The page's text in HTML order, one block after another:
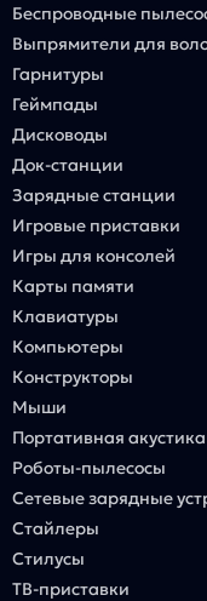
Беспроводные
Выпрямители для
Гарнитуры
Геймпады
Дисководы
Док-станции
Зарядные станции
Игровые приставки
Игры для консолей
Карты памяти
Клавиатуры
Компьютеры
Конструкторы
Мыши
Портативная акустика
Роботы-пылесосы
Сетевые зарядные
Стайлеры
Стилусы
ТВ-приставки